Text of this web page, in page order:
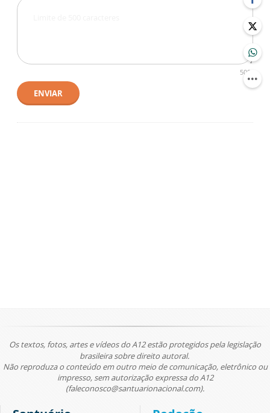
500
ENVIAR
Os textos, fotos, artes e vídeos do A12 estão protegidos pela legislação
brasileira sobre direito autoral.
Não reproduza o conteúdo em outro meio de comunicação, eletrônico ou
impresso, sem autorização expressa do A12
(faleconosco@santuarionacional.com).